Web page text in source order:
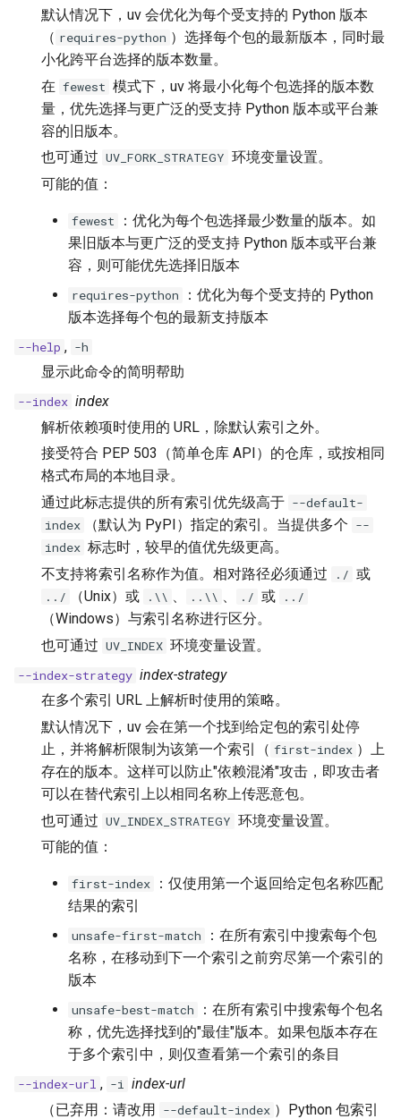
默认情况下，uv 会优化为每个受支持的 Python 版本
（ requires-python ）选择每个包的最新版本，同时最
小化跨平台选择的版本数量。
在 fewest 模式下，uv 将最小化每个包选择的版本数
量，优先选择与更广泛的受支持 Python 版本或平台兼
容的旧版本。
也可通过 UV_FORK_STRATEGY 环境变量设置。
可能的值：
fewest
：优化为每个包选择最少数量的版本。如
果旧版本与更广泛的受支持 Python 版本或平台兼
容，则可能优先选择旧版本
requires-python
：优化为每个受支持的 Python
版本选择每个包的最新支持版本
--help , -h
显示此命令的简明帮助
--index index
解析依赖项时使用的 URL，除默认索引之外。
接受符合 PEP 503（简单仓库 API）的仓库，或按相同
格式布局的本地目录。
通过此标志提供的所有索引优先级高于 --default-
index
（默认为 PyPI）指定的索引。当提供多个 --
index 标志时，较早的值优先级更高。
不支持将索引名称作为值。相对路径必须通过
./ 或
../ （Unix）或 .\\ 、 ..\\ 、 ./ 或 ../
（Windows）与索引名称进行区分。
也可通过 UV_INDEX 环境变量设置。
--index-strategy index-strategy
在多个索引 URL 上解析时使用的策略。
默认情况下，uv 会在第一个找到给定包的索引处停
止，并将解析限制为该第一个索引（ first-index ）上
存在的版本。这样可以防止"依赖混淆"攻击，即攻击者
可以在替代索引上以相同名称上传恶意包。
也可通过 UV_INDEX_STRATEGY 环境变量设置。
可能的值：
first-index
：仅使用第一个返回给定包名称匹配
结果的索引
unsafe-first-match
：在所有索引中搜索每个包
名称，在移动到下一个索引之前穷尽第一个索引的
版本
unsafe-best-match
：在所有索引中搜索每个包名
称，优先选择找到的"最佳"版本。如果包版本存在
于多个索引中，则仅查看第一个索引的条目
--index-url , -i index-url
（已弃用：请改用 --default-index ）Python 包索引